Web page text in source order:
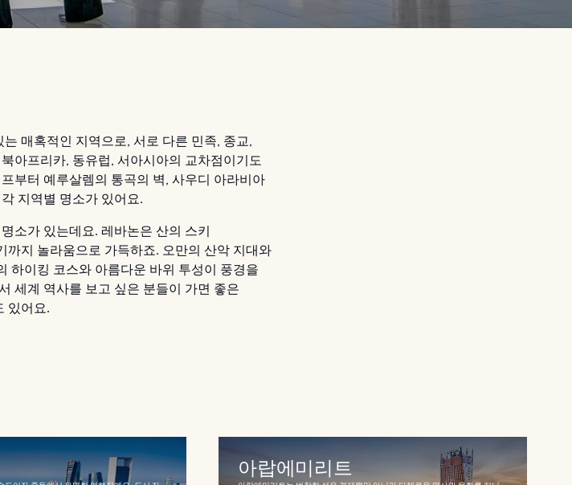
매혹적인 지역으로, 서로 다른 민족, 종교,
아프리카, 동유럽, 서아시아의 교차점이기도
부터 예루살렘의 통곡의 벽, 사우디 아라비아
지역별 명소가 있어요.
소가 있는데요. 레바논은 산의 스키
까지 놀라움으로 가득하죠. 오만의 산악 지대와
하이킹 코스와 아름다운 바위 투성이 풍경을
세계 역사를 보고 싶은 분들이 가면 좋은
있어요.
아랍에미리트